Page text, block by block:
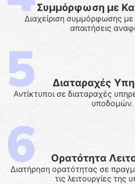
Συμμόρφωση με
Διαχείριση συμμόρφωσης
απαιτήσεις
Διαταραχές
Αντίκτυποι σε διαταραχές
υποδομών.
Ορατότητα
Διατήρηση ορατότητας σε
τις λειτουργίες της